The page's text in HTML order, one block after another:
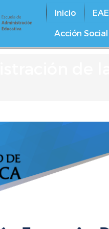
Inicio EAE
Acción Social